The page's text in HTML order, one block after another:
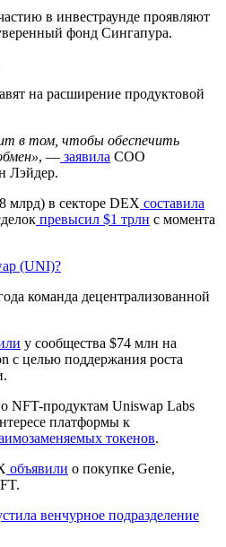
в инвестраунде проявляют
фонд Сингапура.
на расширение продуктовой
в том, чтобы обеспечить
, — заявила COO
Лэйдер.
млрд) в секторе DEX составила
превысил $1 трлн с момента
(UNI)?
команда децентрализованной
у сообщества $74 млн на
с целью поддержания роста
NFT-продуктам Uniswap Labs
платформы к
токенов.
объявили о покупке Genie,
венчурное подразделение